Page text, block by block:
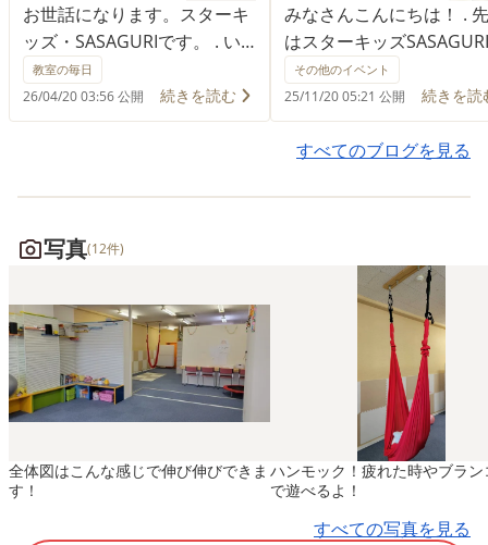
お世話になります。スターキ
ッズ・SASAGURIです。 . い
つも変わらずスターキッズ
SASAGURIをご利用いただき
誠に感謝しております。 . 令
を実施しました。 . ご協力さ
れた皆様ありがとうございま
した。下記のURLから詳細が
良いスターキッズになれるよ
うに日々精進していきますの
でよろしくお願いします。 .
自己評価結果 児童発達支援
https://drive.google.com/file/d/
イサービス
https://drive.google.com/file/d/
教室の毎日
26/04/20 03:56 公開 続きを読む
みなさんこんにちは！ .
はスターキッズ
お誕生日パーティーをし
た！ . 今回の主役は
月生まれのお友達です！
まれてきてから一年間を
い！ . ケーキを準備しチ
しい」と言ってくれまし
. 改めてお誕生日おめで
ございました！ . まだフ
ングのお友達もいますが
んなことは関係ありませ
ね！ . また来年もお祝い
るように健やかに育って
てくれる事をスタッフ一
ってます！ . そして補足
が、少しケーキの見栄え
その他のイベント
25/11/20 05:21 公開 続きを読
すべてのブログを見る
写真(12件)
全体図はこんな感じで伸び伸びできま
す！
ハンモック！疲れた時やブラン
で遊べるよ！
すべての写真を見る